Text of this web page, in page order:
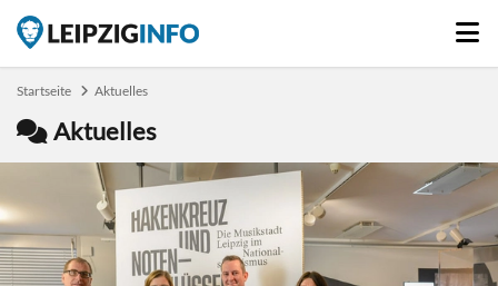
Startseite Aktuelles
Aktuelles